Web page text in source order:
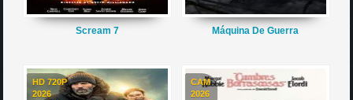
Scream 7 Máquina De Guerra
HD 720P
2026
CAM
2026